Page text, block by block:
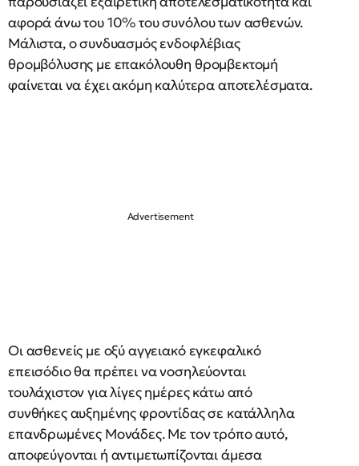
αφορά άνω του 10% του συνόλου των ασθενών.
Μάλιστα, ο συνδυασμός ενδοφλέβιας
θρομβόλυσης με επακόλουθη θρομβεκτομή
φαίνεται να έχει ακόμη καλύτερα αποτελέσματα.
Οι ασθενείς με οξύ αγγειακό εγκεφαλικό
επεισόδιο θα πρέπει να νοσηλεύονται
τουλάχιστον για λίγες ημέρες κάτω από
συνθήκες αυξημένης φροντίδας σε κατάλληλα
επανδρωμένες Μονάδες. Με τον τρόπο αυτό,
αποφεύγονται ή αντιμετωπίζονται άμεσα